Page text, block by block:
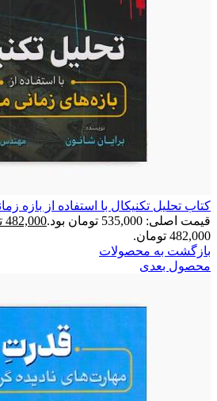
کتاب تحلیل تکنیکال با استفاده از بازه
قیمت اصلی: 535,000 تومان بود.
482,000
482,000 تومان.
بازگشت به محصولات
محصول بعدی